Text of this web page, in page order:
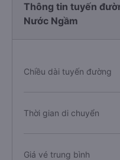
Thông tin tuyến
Nước Ngầm
Chiều dài tuyến đường
Thời gian di chuyển
Giá vé trung bình